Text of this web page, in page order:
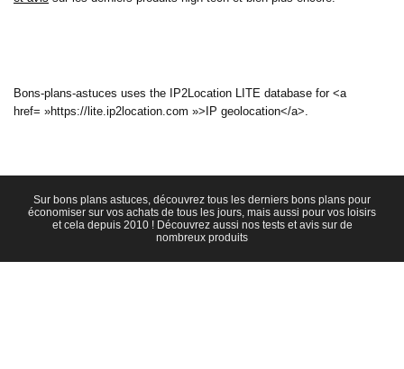
Bons-plans-astuces uses the IP2Location LITE database for <a
href= »https://lite.ip2location.com »>IP geolocation</a>.
Sur bons plans astuces, découvrez tous les derniers bons plans pour
économiser sur vos achats de tous les jours, mais aussi pour vos loisirs
et cela depuis 2010 ! Découvrez aussi nos tests et avis sur de
nombreux produits